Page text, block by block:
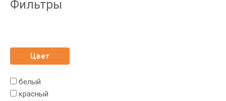
Фильтры
Цвет
белый
красный